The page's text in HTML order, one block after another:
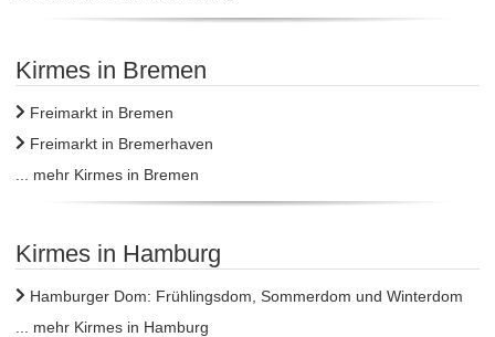
Kirmes in Bremen
Freimarkt in Bremen
Freimarkt in Bremerhaven
... mehr Kirmes in Bremen
Kirmes in Hamburg
Hamburger Dom: Frühlingsdom, Sommerdom und Winterdom
... mehr Kirmes in Hamburg